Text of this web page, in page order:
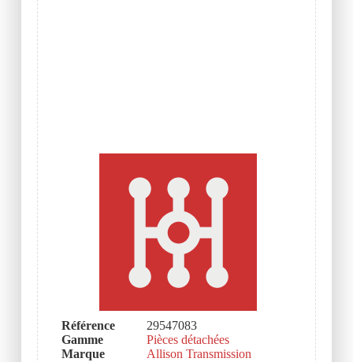
Référence
29547083
Gamme
Pièces détachées
Marque
Allison Transmission